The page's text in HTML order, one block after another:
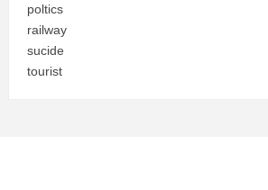
poltics
railway
sucide
tourist